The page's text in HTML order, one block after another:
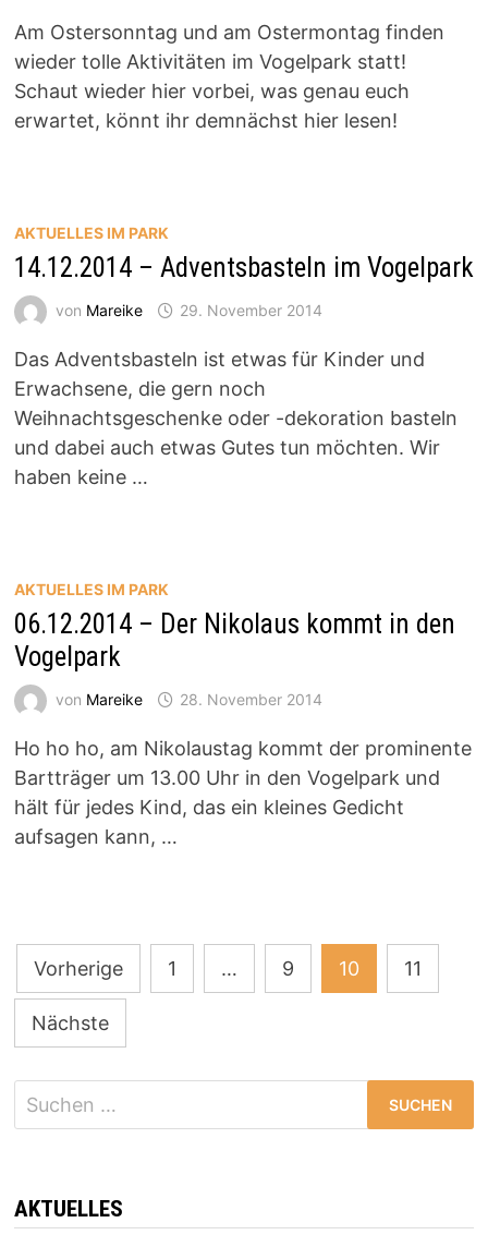
Am Ostersonntag und am Ostermontag finden
wieder tolle Aktivitäten im Vogelpark statt!
Schaut wieder hier vorbei, was genau euch
erwartet, könnt ihr demnächst hier lesen!
AKTUELLES IM PARK
14.12.2014 – Adventsbasteln im Vogelpark
von Mareike 29. November 2014
Das Adventsbasteln ist etwas für Kinder und
Erwachsene, die gern noch
Weihnachtsgeschenke oder -dekoration basteln
und dabei auch etwas Gutes tun möchten. Wir
haben keine …
AKTUELLES IM PARK
06.12.2014 – Der Nikolaus kommt in den
Vogelpark
von Mareike 28. November 2014
Ho ho ho, am Nikolaustag kommt der prominente
Bartträger um 13.00 Uhr in den Vogelpark und
hält für jedes Kind, das ein kleines Gedicht
aufsagen kann, …
Seitennummerierung
der
Beiträge
Vorherige 1 … 9 10 11
Nächste
Suchen
nach:
AKTUELLES